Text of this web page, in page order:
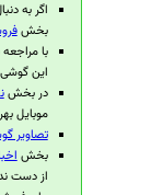
اگر به
بخش
با
این
در بخش
موبایل
تصاویر
بخش
از دست